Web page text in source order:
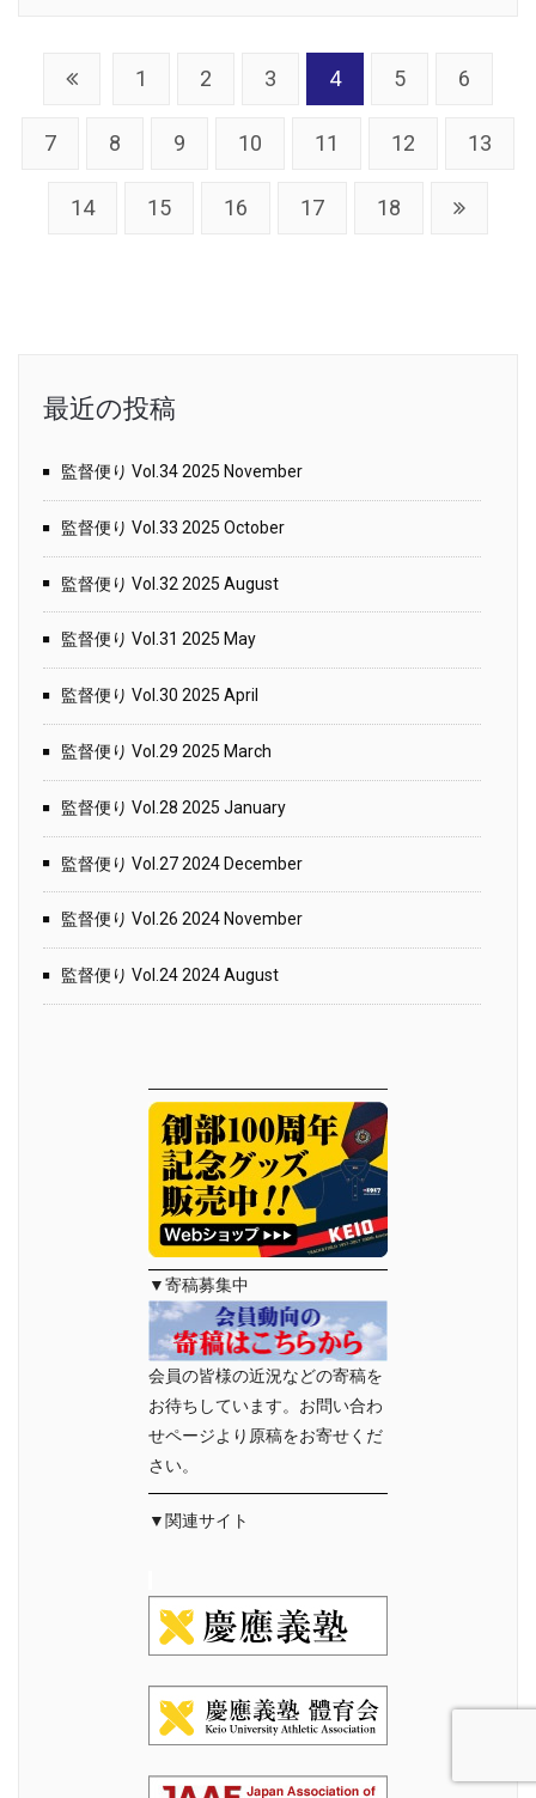
1 2 3 4 5 6
7 8 9 10 11 12 13
14 15 16 17 18
最近の投稿
監督便り Vol.34 2025 November
監督便り Vol.33 2025 October
監督便り Vol.32 2025 August
監督便り Vol.31 2025 May
監督便り Vol.30 2025 April
監督便り Vol.29 2025 March
監督便り Vol.28 2025 January
監督便り Vol.27 2024 December
監督便り Vol.26 2024 November
監督便り Vol.24 2024 August
▼寄稿募集中
会員の皆様の近況などの寄稿を
お待ちしています。お問い合わ
せページより原稿をお寄せくだ
さい。
▼関連サイト